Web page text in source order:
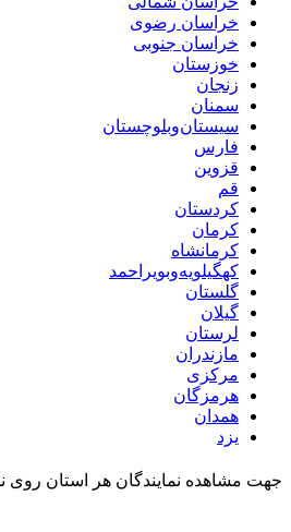
خراسان رضوی
خراسان جنوبی
خوزستان
زنجان
سمنان
سیستان‌و‌بلوچستان
فارس
قزوین
قم
کردستان
کرمان
کرمانشاه
کهگیلویه‌و‌بویراحمد
گلستان
گیلان
لرستان
مازندران
مرکزی
هرمزگان
همدان
یزد
جهت مشاهده نمایندگان هر استان روی